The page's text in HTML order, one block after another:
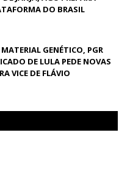
DO BRASIL
GENÉTICO, PGR
DE LULA PEDE NOVAS
VICE DE FLÁVIO